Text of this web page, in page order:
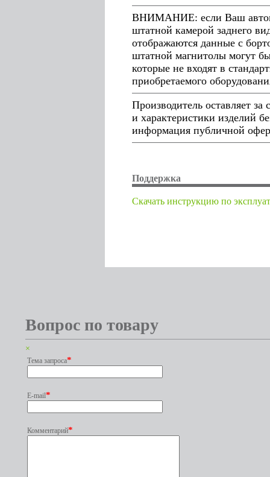
ВНИМАНИЕ: если Ваш
штатной камерой заднего
отображаются данные с
штатной магнитолы могут
которые не входят в
приобретаемого
Производитель оставляет
и характеристики изделий
информация публичной
Поддержка
Cкачать инструкцию по
Вопрос по товару
×
Тема запроса*
E-mail*
Комментарий*